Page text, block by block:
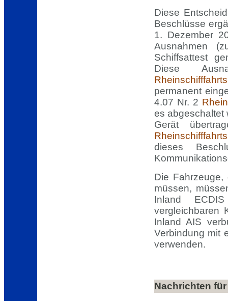
Diese
Beschlüsse
1. Dezember
Ausnahmen
Schiffsattest
Diese
permanent
4.07 Nr. 2
es abgeschaltet
Gerät
dieses
Die
müssen,
Inland
vergleichbaren
Inland AIS
Verbindung mit
verwenden.
Nachrichten